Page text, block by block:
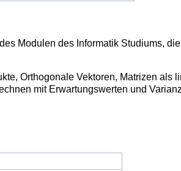
Modulen des Informatik Studiums,
Orthogonale Vektoren, Matrizen als
mit Erwartungswerten und